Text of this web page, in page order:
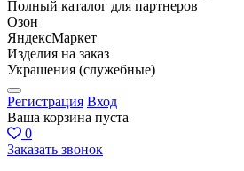
Полный каталог для партнеров
Озон
ЯндексМаркет
Изделия на заказ
Украшения (служебные)
Регистрация Вход
Ваша корзина пуста
0
Заказать звонок